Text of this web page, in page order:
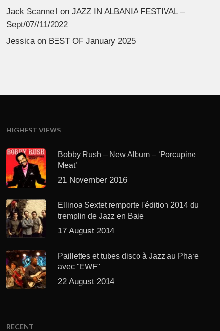
Jack Scannell onJAZZ IN ALBANIA FESTIVAL –
Sept/07//11/2022
Jessica on BEST OF January 2025
HIGHEST VIEWS
Bobby Rush – New Album – ‘Porcupine
Meat’
21 November 2016
Ellinoa Sextet remporte l'édition 2014 du
tremplin de Jazz en Baie
17 August 2014
Paillettes et tubes disco à Jazz au Phare
avec "EWF"
22 August 2014
RECENT